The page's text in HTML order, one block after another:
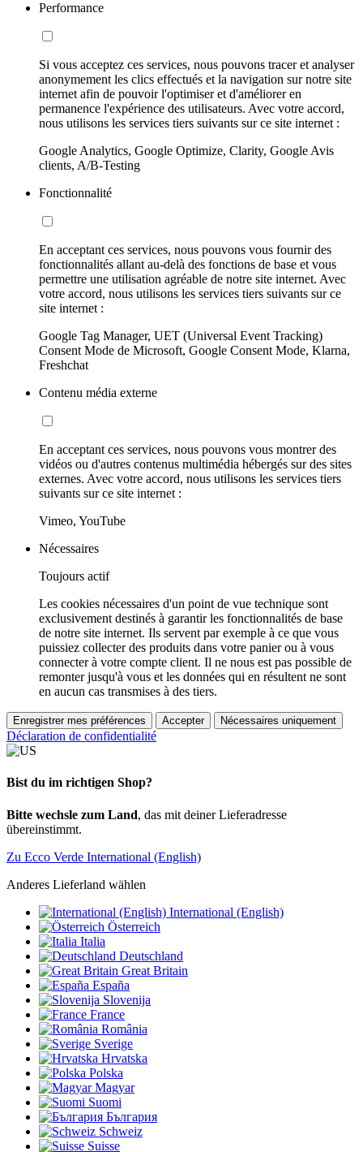
Performance
Si vous acceptez ces services, nous pouvons tracer et analyser
anonymement les clics effectués et la navigation sur notre site
internet afin de pouvoir l'optimiser et d'améliorer en
permanence l'expérience des utilisateurs. Avec votre accord,
nous utilisons les services tiers suivants sur ce site internet :
Google Analytics, Google Optimize, Clarity, Google Avis
clients, A/B-Testing
Fonctionnalité
En acceptant ces services, nous pouvons vous fournir des
fonctionnalités allant au-delà des fonctions de base et vous
permettre une utilisation agréable de notre site internet. Avec
votre accord, nous utilisons les services tiers suivants sur ce
site internet :
Google Tag Manager, UET (Universal Event Tracking)
Consent Mode de Microsoft, Google Consent Mode, Klarna,
Freshchat
Contenu média externe
En acceptant ces services, nous pouvons vous montrer des
vidéos ou d'autres contenus multimédia hébergés sur des sites
externes. Avec votre accord, nous utilisons les services tiers
suivants sur ce site internet :
Vimeo, YouTube
Nécessaires
Toujours actif
Les cookies nécessaires d'un point de vue technique sont
exclusivement destinés à garantir les fonctionnalités de base
de notre site internet. Ils servent par exemple à ce que vous
puissiez collecter des produits dans votre panier ou à vous
connecter à votre compte client. Il ne nous est pas possible de
remonter jusqu'à vous et les données qui en résultent ne sont
en aucun cas transmises à des tiers.
Enregistrer mes préférences Accepter Nécessaires uniquement
Déclaration de confidentialité
Bist du im richtigen Shop?
Bitte wechsle zum Land, das mit deiner Lieferadresse
übereinstimmt.
Zu Ecco Verde International (English)
Anderes Lieferland wählen
International (English)
Österreich
Italia
Deutschland
Great Britain
España
Slovenija
France
România
Sverige
Hrvatska
Polska
Magyar
Suomi
България
Schweiz
Suisse